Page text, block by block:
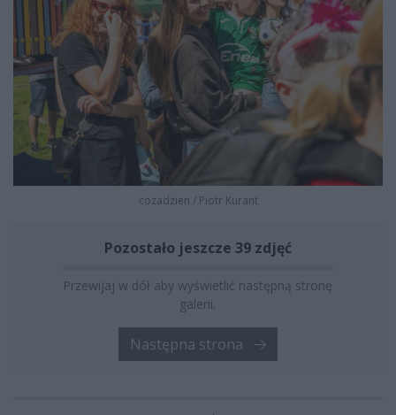
cozadzien / Piotr Kurant
Pozostało jeszcze 39 zdjęć
Przewijaj w dół aby wyświetlić następną stronę
galerii.
Następna strona